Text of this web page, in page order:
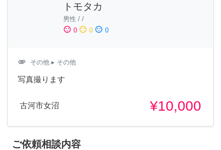
トモタカ
男性 / /
sentiment_satisfied 0 sentiment_neutral 0 sentiment_dissatisfied 0
attachment その他 ▸ その他
写真撮ります
古河市女沼 ¥10,000
ご依頼相談内容